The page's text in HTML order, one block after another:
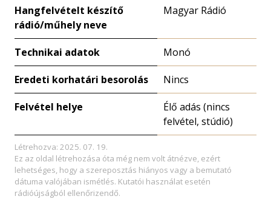
Hangfelvételt készítő
rádió/műhely neve
Magyar Rádió
Technikai adatok Monó
Eredeti korhatári besorolás Nincs
Felvétel helye
Élő adás (nincs
felvétel, stúdió)
Létrehozva: 2025. 07. 19.
Ez az oldal létrehozása óta még nem volt átnézve, ezért
lehetséges, hogy a szereposztás hiányos vagy a bemutató
dátuma valójában ismétlés. Kutatói használat esetén
rádióújságból ellenőrizendő.